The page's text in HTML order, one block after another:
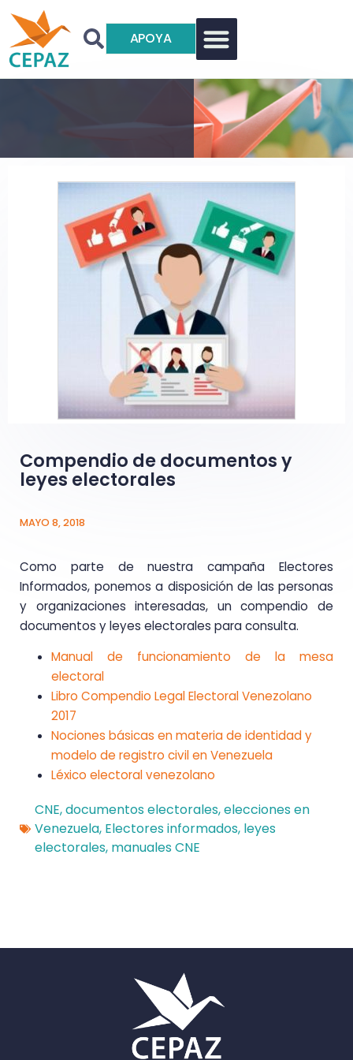
APOYA
Compendio de documentos y
leyes electorales
MAYO 8, 2018
Como parte de nuestra campaña Electores
Informados, ponemos a disposición de las personas
y organizaciones interesadas, un compendio de
documentos y leyes electorales para consulta.
Manual de funcionamiento de la mesa
electoral
Libro Compendio Legal Electoral Venezolano
2017
Nociones básicas en materia de identidad y
modelo de registro civil en Venezuela
Léxico electoral venezolano
CNE,documentos electorales,elecciones en
Venezuela, Electores informados, leyes
electorales, manuales CNE